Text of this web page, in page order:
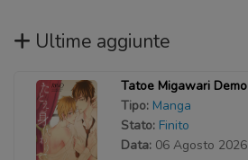
Ultime aggiunte
Tatoe Migawari Demo
Tipo: Manga
Stato: Finito
Data: 06 Agosto 2026